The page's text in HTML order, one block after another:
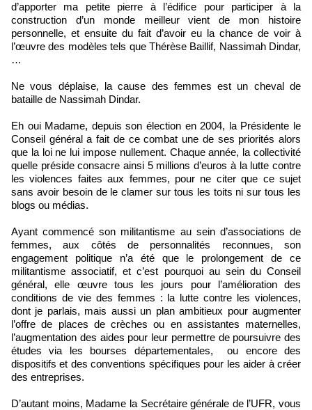
d’apporter ma petite pierre à l’édifice pour participer à la
construction d’un monde meilleur vient de mon histoire
personnelle, et ensuite du fait d’avoir eu la chance de voir à
l’œuvre des modèles tels que Thérèse Baillif, Nassimah Dindar,
…
Ne vous déplaise, la cause des femmes est un cheval de
bataille de Nassimah Dindar.
Eh oui Madame, depuis son élection en 2004, la Présidente le
Conseil général a fait de ce combat une de ses priorités alors
que la loi ne lui impose nullement. Chaque année, la collectivité
quelle préside consacre ainsi 5 millions d’euros à la lutte contre
les violences faites aux femmes, pour ne citer que ce sujet
sans avoir besoin de le clamer sur tous les toits ni sur tous les
blogs ou médias.
Ayant commencé son militantisme au sein d’associations de
femmes, aux côtés de personnalités reconnues, son
engagement politique n’a été que le prolongement de ce
militantisme associatif, et c’est pourquoi au sein du Conseil
général, elle œuvre tous les jours pour l’amélioration des
conditions de vie des femmes : la lutte contre les violences,
dont je parlais, mais aussi un plan ambitieux pour augmenter
l’offre de places de crèches ou en assistantes maternelles,
l’augmentation des aides pour leur permettre de poursuivre des
études via les bourses départementales, ou encore des
dispositifs et des conventions spécifiques pour les aider à créer
des entreprises.
D’autant moins, Madame la Secrétaire générale de l’UFR, vous